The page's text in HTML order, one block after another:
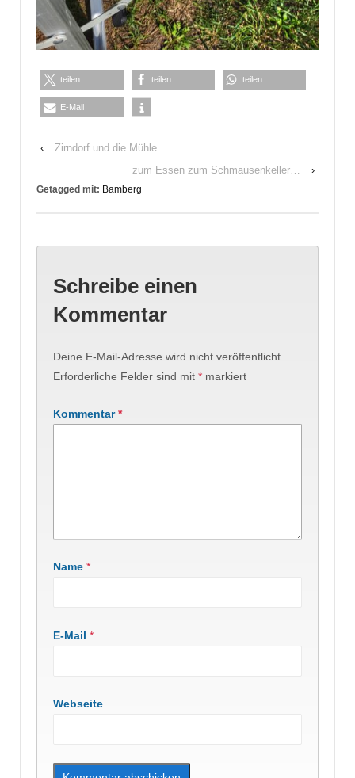
teilen teilen teilen
E-Mail
‹
Zirndorf und die Mühle
zum Essen zum Schmausenkeller…
›
Getagged mit: Bamberg
Schreibe einen
Kommentar
Deine E-Mail-Adresse wird nicht veröffentlicht.
Erforderliche Felder sind mit * markiert
Kommentar*
Name *
E-Mail *
Webseite